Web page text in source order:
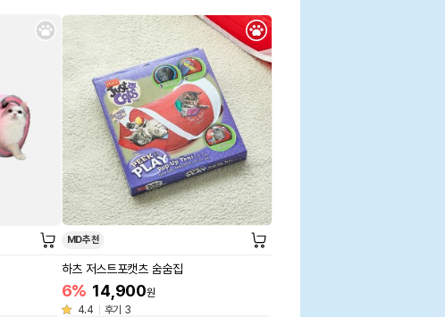
MD추천
하츠 저스트포캣츠 숨숨집
6% 14,900원
4.4
후기 3